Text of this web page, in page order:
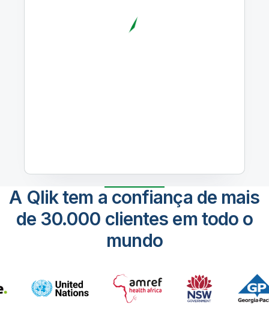
A Qlik tem a confiança de mais
de 30.000 clientes em todo o
mundo